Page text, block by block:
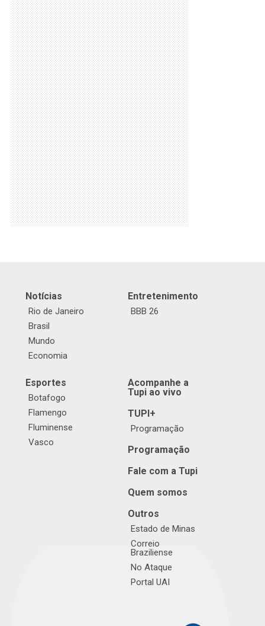
Notícias
Rio de Janeiro
Brasil
Mundo
Economia
Entretenimento
BBB 26
Esportes
Botafogo
Flamengo
Fluminense
Vasco
Acompanhe a
Tupi ao vivo
TUPI+
Programação
Programação
Fale com a Tupi
Quem somos
Outros
Estado de Minas
Correio
Braziliense
No Ataque
Portal UAI